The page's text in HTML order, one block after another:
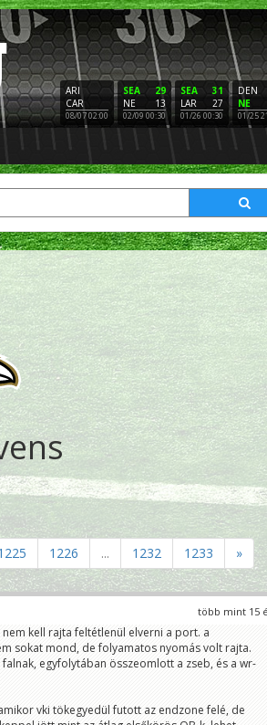
ARI
CAR
08/07 02:00
29
SEA
13
NE
02/09 00:30
31
SEA
27
LAR
01/26 00:30
DEN
NE
01/25
1226 ... 1232 1233 »
több mint 15
kell rajta feltétlenül elverni a port. a
sokat mond, de folyamatos nyomás volt rajta.
egyfolytában összeomlott a zseb, és a wr-
vki tökegyedül futott az endzone felé, de